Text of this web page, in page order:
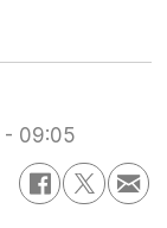
- 09:05